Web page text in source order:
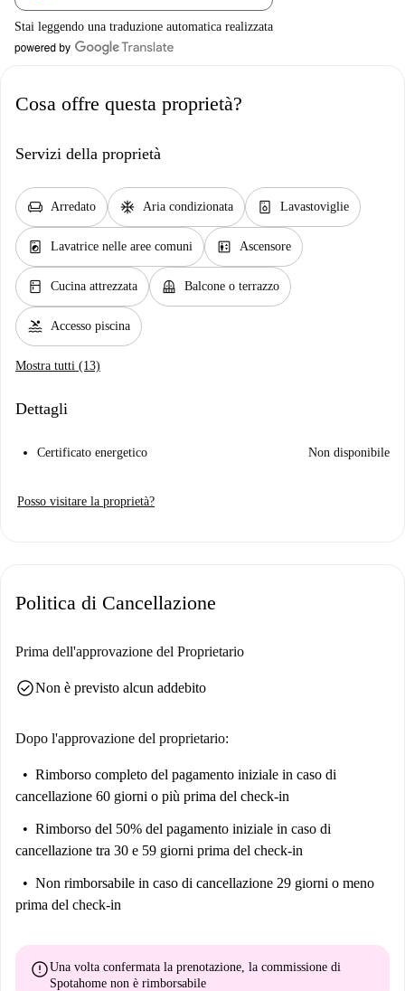
Stai leggendo una traduzione automatica realizzata
Cosa offre questa proprietà?
Servizi della proprietà
chair Arredato ac_unit Aria condizionata dishwasher_gen Lavastoviglie
local_laundry_service Lavatrice nelle aree comuni elevator Ascensore
kitchen Cucina attrezzata balcony Balcone o terrazzo
pool Accesso piscina
Mostra tutti (13)
Dettagli
Certificato energetico Non disponibile
Posso visitare la proprietà?
Politica di Cancellazione
Prima dell'approvazione del Proprietario
check_circleNon è previsto alcun addebito
Dopo l'approvazione del proprietario:
Rimborso completo del pagamento iniziale in caso di
cancellazione 60 giorni o più prima del check-in
Rimborso del 50% del pagamento iniziale in caso di
cancellazione tra 30 e 59 giorni prima del check-in
Non rimborsabile in caso di cancellazione 29 giorni o meno
prima del check-in
errorUna volta confermata la prenotazione, la commissione di
Spotahome non è rimborsabile